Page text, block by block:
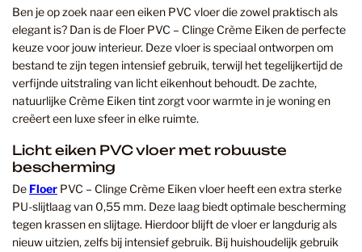
Ben je op zoek naar een eiken PVC vloer die zowel praktisch als
elegant is? Dan is de Floer PVC – Clinge Crème Eiken de perfecte
keuze voor jouw interieur. Deze vloer is speciaal ontworpen om
bestand te zijn tegen intensief gebruik, terwijl het tegelijkertijd de
verfijnde uitstraling van licht eikenhout behoudt. De zachte,
natuurlijke Crème Eiken tint zorgt voor warmte in je woning en
creëert een luxe sfeer in elke ruimte.
Licht eiken PVC vloer met robuuste
bescherming
De Floer PVC – Clinge Crème Eiken vloer heeft een extra sterke
PU-slijtlaag van 0,55 mm. Deze laag biedt optimale bescherming
tegen krassen en slijtage. Hierdoor blijft de vloer er langdurig als
nieuw uitzien, zelfs bij intensief gebruik. Bij huishoudelijk gebruik